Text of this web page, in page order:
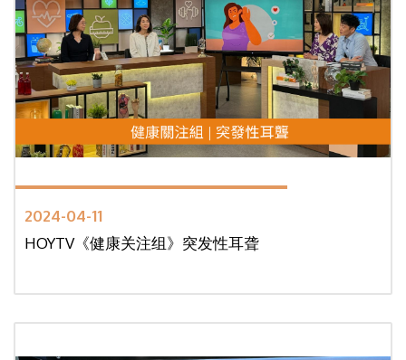
2024-04-11
HOYTV《健康关注组》突发性耳聋